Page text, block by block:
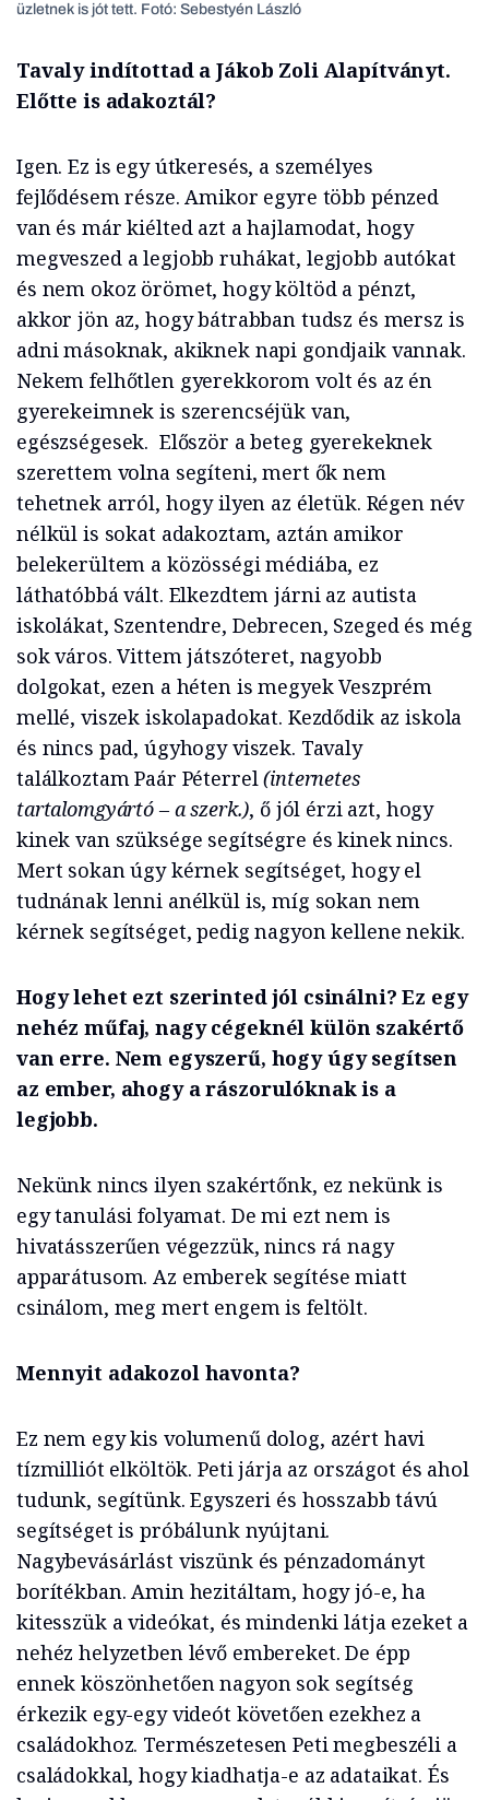
üzletnek is jót tett. Fotó: Sebestyén László
Tavaly indítottad a Jákob Zoli Alapítványt.
Előtte is adakoztál?
Igen. Ez is egy útkeresés, a személyes
fejlődésem része. Amikor egyre több pénzed
van és már kiélted azt a hajlamodat, hogy
megveszed a legjobb ruhákat, legjobb autókat
és nem okoz örömet, hogy költöd a pénzt,
akkor jön az, hogy bátrabban tudsz és mersz is
adni másoknak, akiknek napi gondjaik vannak.
Nekem felhőtlen gyerekkorom volt és az én
gyerekeimnek is szerencséjük van,
egészségesek. Először a beteg gyerekeknek
szerettem volna segíteni, mert ők nem
tehetnek arról, hogy ilyen az életük. Régen név
nélkül is sokat adakoztam, aztán amikor
belekerültem a közösségi médiába, ez
láthatóbbá vált. Elkezdtem járni az autista
iskolákat, Szentendre, Debrecen, Szeged és még
sok város. Vittem játszóteret, nagyobb
dolgokat, ezen a héten is megyek Veszprém
mellé, viszek iskolapadokat. Kezdődik az iskola
és nincs pad, úgyhogy viszek. Tavaly
találkoztam Paár Péterrel(internetes
tartalomgyártó – a szerk.), ő jól érzi azt, hogy
kinek van szüksége segítségre és kinek nincs.
Mert sokan úgy kérnek segítséget, hogy el
tudnának lenni anélkül is, míg sokan nem
kérnek segítséget, pedig nagyon kellene nekik.
Hogy lehet ezt szerinted jól csinálni? Ez egy
nehéz műfaj, nagy cégeknél külön szakértő
van erre. Nem egyszerű, hogy úgy segítsen
az ember, ahogy a rászorulóknak is a
legjobb.
Nekünk nincs ilyen szakértőnk, ez nekünk is
egy tanulási folyamat. De mi ezt nem is
hivatásszerűen végezzük, nincs rá nagy
apparátusom. Az emberek segítése miatt
csinálom, meg mert engem is feltölt.
Mennyit adakozol havonta?
Ez nem egy kis volumenű dolog, azért havi
tízmilliót elköltök. Peti járja az országot és ahol
tudunk, segítünk. Egyszeri és hosszabb távú
segítséget is próbálunk nyújtani.
Nagybevásárlást viszünk és pénzadományt
borítékban. Amin hezitáltam, hogy jó-e, ha
kitesszük a videókat, és mindenki látja ezeket a
nehéz helyzetben lévő embereket. De épp
ennek köszönhetően nagyon sok segítség
érkezik egy-egy videót követően ezekhez a
családokhoz. Természetesen Peti megbeszéli a
családokkal, hogy kiadhatja-e az adataikat. És